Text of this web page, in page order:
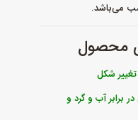
می‌باشد.
محصول
تغییر شکل
برابر آب و گرد و